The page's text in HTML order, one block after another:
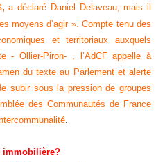
a déclaré Daniel Delaveau, mais il
moyens d’agir ». Compte tenu des
et territoriaux auxquels
- Ollier-Piron- , l’AdCF appelle à
du texte au Parlement et alerte
subir sous la pression de groupes
des Communautés de France
.
immobilière?